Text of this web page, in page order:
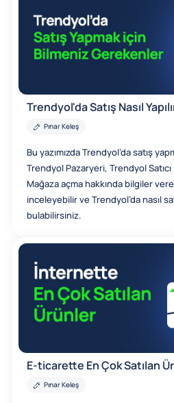
Trendyol'da Satış Nasıl
Pınar Keleş
Bu yazımızda Trendyol’da satış
Trendyol Pazaryeri, Trendyol
Mağaza açma hakkında bilgiler
inceleyebilir ve Trendyol’da nasıl
bulabilirsiniz.
E-ticarette En Çok Satılan
Pınar Keleş